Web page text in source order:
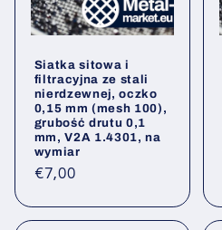
Siatka sitowa i
filtracyjna ze stali
nierdzewnej, oczko
0,15 mm (mesh 100),
grubość drutu 0,1
mm, V2A 1.4301, na
wymiar
Cena
€7,00